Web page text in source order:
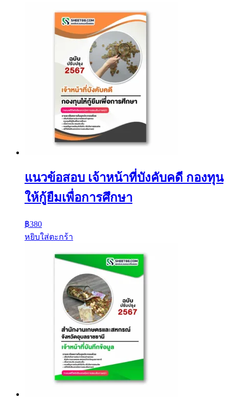
แนวข้อสอบ เจ้าหน้าที่บังคับคดี กองทุน
ให้กู้ยืมเพื่อการศึกษา
฿380
หยิบใส่ตะกร้า